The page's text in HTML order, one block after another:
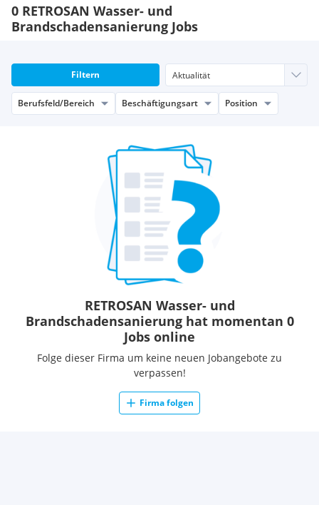
0 RETROSAN Wasser- und
Brandschadensanierung Jobs
Filtern
Berufsfeld/Bereich Beschäftigungsart Position
RETROSAN Wasser- und
Brandschadensanierung hat momentan 0
Jobs online
Folge dieser Firma um keine neuen Jobangebote zu
verpassen!
Firma folgen